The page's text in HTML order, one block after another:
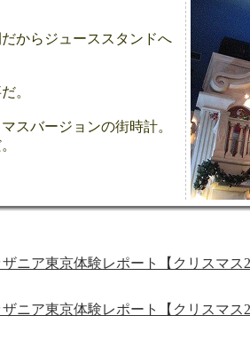
からジューススタンドへ
。
スバージョンの街時計。
ニア東京体験レポート【クリスマス
ニア東京体験レポート【クリスマス